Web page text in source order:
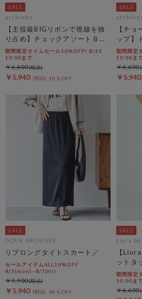
archives
【主役級BIGリボンで視線を独
り占め】チェックアソートＢＩ
Ｇリボンキャミビスチェ
期間限定タイムセール10%OFF! 8/10
10:00まで
￥5,940 10％OFF
￥6,600
【チ
ップ】
キャミ
期間限定
10:00ま
￥5,940
￥6,600
DOUX ARCHIVES
リブロングタイトスカート／
セールアイテムALL10%OFF
8/3(mon)~8/7(fri)
￥5,940 40％OFF
￥9,900
Liora
【
ットタ
期間限定
10:00まで
￥6,600